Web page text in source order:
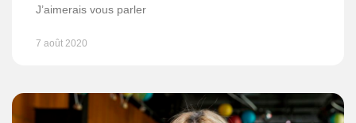
J’aimerais vous parler
7 août 2020